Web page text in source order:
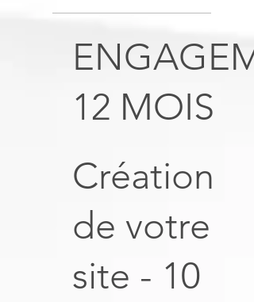
12 MOIS
Création
de votre
site - 10